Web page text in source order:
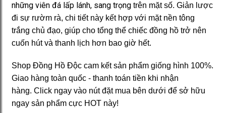
những viên đá lấp lánh, sang trọng trên mặt số. Giản lược
đi sự rườm rà, chi tiết này kết hợp với mặt nền tông
trắng chủ đạo, giúp cho tổng thể chiếc đồng hồ trở nên
cuốn hút và thanh lịch hơn bao giờ hết.
Shop Đồng Hồ Độc cam kết sản phẩm giống hình 100%.
Giao hàng toàn quốc - thanh toán tiền khi nhận
hàng. Click ngay vào nút đặt mua bên dưới để sở hữu
ngay sản phẩm cực HOT này!